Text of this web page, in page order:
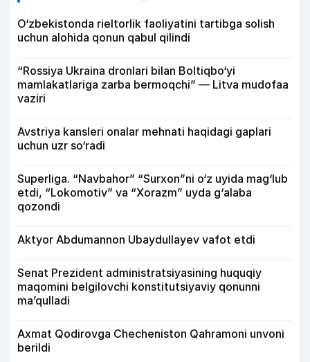
O‘zbekistonda rieltorlik faoliyatini tartibga solish
uchun alohida qonun qabul qilindi
“Rossiya Ukraina dronlari bilan Boltiqbo‘yi
mamlakatlariga zarba bermoqchi” — Litva mudofaa
vaziri
Avstriya kansleri onalar mehnati haqidagi gaplari
uchun uzr so‘radi
Superliga. “Navbahor” “Surxon”ni o‘z uyida mag‘lub
etdi, “Lokomotiv” va “Xorazm” uyda g‘alaba
qozondi
Aktyor Abdu­mannon Ubaydullayev vafot etdi
Senat Prezident administratsiyasining huquqiy
maqomini belgilovchi konstitutsiyaviy qonunni
ma’qulladi
Axmat Qodirovga Checheniston Qahramoni unvoni
berildi